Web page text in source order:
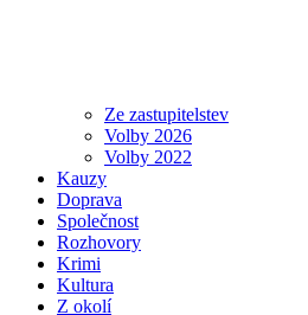
Ze zastupitelstev
Volby 2026
Volby 2022
Kauzy
Doprava
Společnost
Rozhovory
Krimi
Kultura
Z okolí